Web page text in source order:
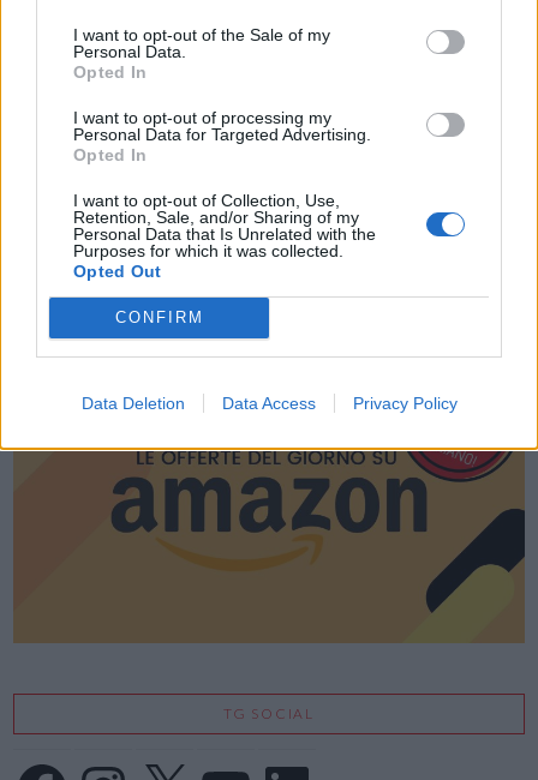
I want to opt-out of the Sale of my
Personal Data.
Opted In
I want to opt-out of processing my
Personal Data for Targeted Advertising.
Opted In
I want to opt-out of Collection, Use,
Retention, Sale, and/or Sharing of my
Personal Data that Is Unrelated with the
Purposes for which it was collected.
Opted Out
CONFIRM
Data Deletion Data Access Privacy Policy
Acconsento al trattamento dei dati personali ( Info Privacy
LE MIGLIORI OFFERTE AMAZON
TG SOCIAL
FacebookInstagram
X LinkedIn